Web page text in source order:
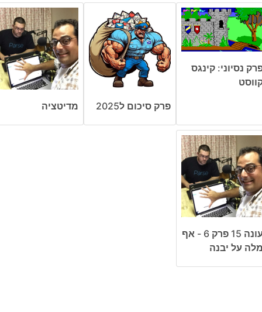
נסיוני: קינגס
פרק סיכום ל2025 מדיטציה
עונה 15 פרק 6 - אף
על יבנה